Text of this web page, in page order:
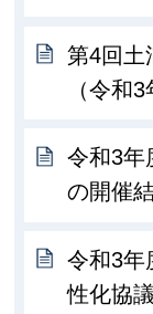
第4回土
（令和
令和3年
の開催
令和3年
性化協